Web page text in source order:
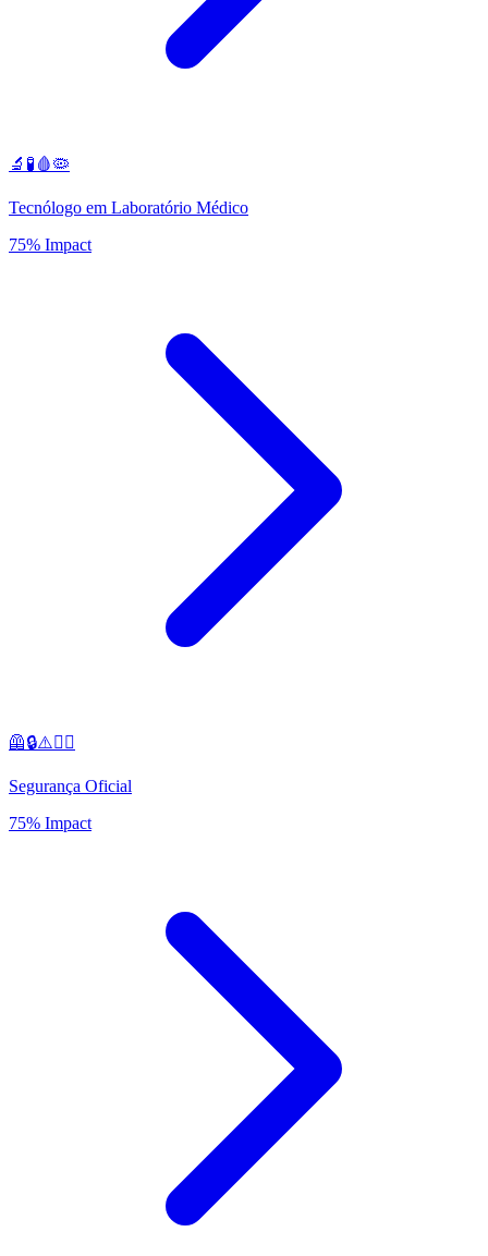
🔬🧪🩸🦠
Tecnólogo em Laboratório Médico
75% Impact
🦺🔒⚠️👷‍♂️
Segurança Oficial
75% Impact